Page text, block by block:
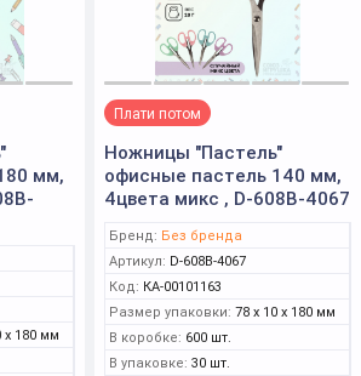
мм,
x 180 мм
Плати потом
Ножницы "Пастель"
офисные пастель 140 мм,
4цвета микс , D-608B-4067
Бренд: Без бренда
Артикул: D-608B-4067
Код: КА-00101163
Размер упаковки: 78 x 10 x 180 мм
В коробке: 600 шт.
В упаковке: 30 шт.